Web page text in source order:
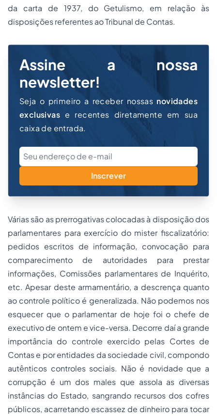
da carta de 1937, do Getulismo, em relação às
disposições referentes ao Tribunal de Contas.
Assine a nossa
newsletter!
Seja o primeiro a receber nossas novidades
exclusivas e recentes diretamente em sua
caixa de entrada.
Inscrever
Várias são as prerrogativas colocadas à disposição dos
parlamentares para exercício do mister fiscalizatório:
pedidos escritos de informação, convocação para
comparecimento de autoridades para prestar
informações, Comissões parlamentares de Inquérito,
etc. Apesar deste armamentário, a descrença quanto
ao controle político é generalizada. Não podemos nos
esquecer que o parlamentar de hoje foi o chefe de
executivo de ontem e vice-versa. Decorre daí a grande
importância do controle exercido pelas Cortes de
Contas e por entidades da sociedade civil, compondo
autênticos controles sociais. Não é novidade que a
corrupção é um dos males que assola as diversas
instâncias do Estado, sangrando recursos dos cofres
públicos, acarretando escassez de dinheiro para tocar